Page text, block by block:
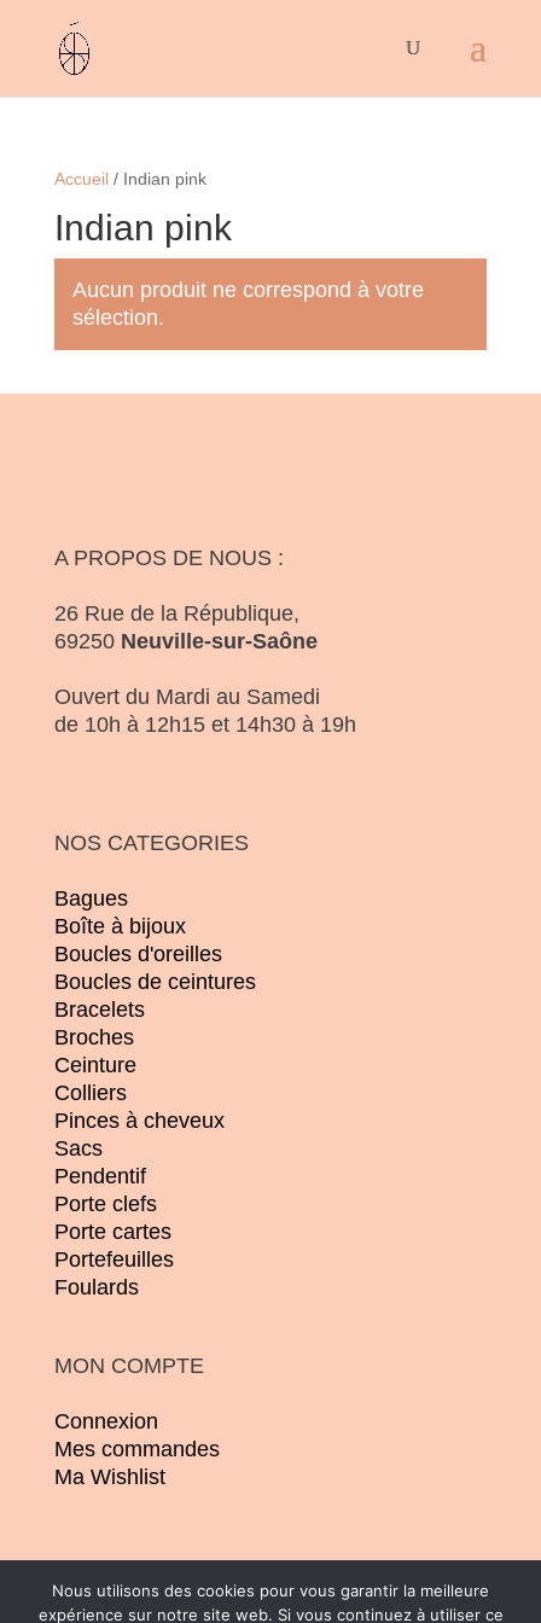
Accueil/ Indian pink
Indian pink
Aucun produit ne correspond à votre
sélection.
A PROPOS DE NOUS :
26 Rue de la République,
69250 Neuville-sur-Saône
Ouvert du Mardi au Samedi
de 10h à 12h15 et 14h30 à 19h
NOS CATEGORIES
Bagues
Boîte à bijoux
Boucles d'oreilles
Boucles de ceintures
Bracelets
Broches
Ceinture
Colliers
Pinces à cheveux
Sacs
Pendentif
Porte clefs
Porte cartes
Portefeuilles
Foulards
MON COMPTE
Connexion
Mes commandes
Ma Wishlist
Nous utilisons des cookies pour vous garantir la meilleure
expérience sur notre site web. Si vous continuez à utiliser ce